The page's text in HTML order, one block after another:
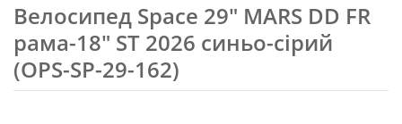
Велосипед Space 29" MARS DD FR
рама-18" ST 2026 синьо-сірий
(OPS-SP-29-162)